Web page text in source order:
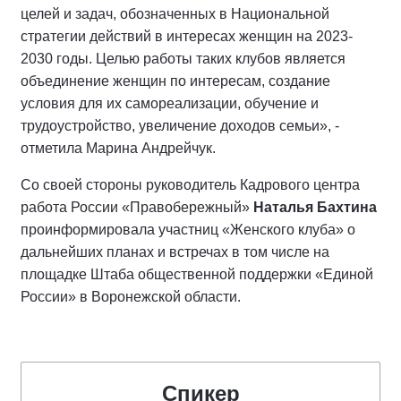
целей и задач, обозначенных в Национальной
стратегии действий в интересах женщин на 2023-
2030 годы. Целью работы таких клубов является
объединение женщин по интересам, создание
условия для их самореализации, обучение и
трудоустройство, увеличение доходов семьи», -
отметила Марина Андрейчук.
Со своей стороны руководитель Кадрового центра
работа России «Правобережный» Наталья Бахтина
проинформировала участниц «Женского клуба» о
дальнейших планах и встречах в том числе на
площадке Штаба общественной поддержки «Единой
России» в Воронежской области.
Спикер